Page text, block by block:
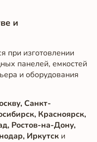
и
при изготовлении
панелей, емкостей
и оборудования
Санкт-
Красноярск,
Ростов-на-Дону,
Иркутски